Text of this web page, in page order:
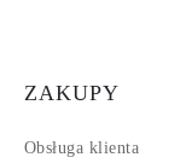
ZAKUPY
Obsługa klienta